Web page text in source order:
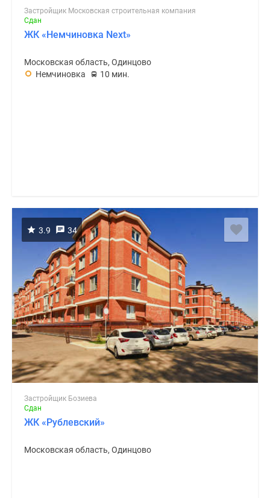
Застройщик Московская строительная компания
Сдан
ЖК «Немчиновка Next»
Московская область, Одинцово
Немчиновка
10 мин.
3.9 34
Застройщик Бозиева
Сдан
ЖК «Рублевский»
Московская область, Одинцово